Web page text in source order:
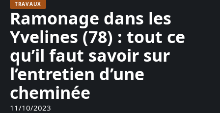
TRAVAUX
Ramonage dans les
Yvelines (78) : tout ce
qu’il faut savoir sur
l’entretien d’une
cheminée
11/10/2023